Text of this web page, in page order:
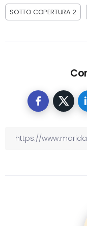
SOTTO COPERTURA 2